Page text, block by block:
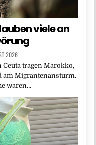
viele an
2026
tragen Marokko,
am Migrantenansturm.
waren…